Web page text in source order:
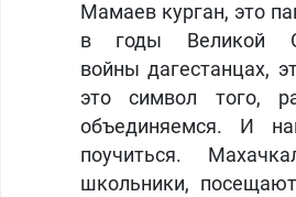
Мамаев курган, это
в годы Великой
войны дагестанцах,
это символ того,
объединяемся. И
поучиться.
школьники,